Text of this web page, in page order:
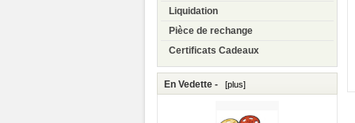
Liquidation
Pièce de rechange
Certificats Cadeaux
En Vedette - [plus]